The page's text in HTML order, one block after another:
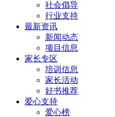
社会倡导
行业支持
最新资讯
新闻动态
项目信息
家长专区
培训信息
家长活动
好书推荐
爱心支持
爱心榜